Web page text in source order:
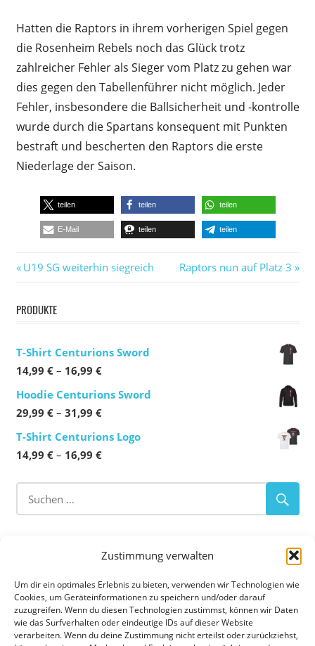
Zustimmung verwalten
Um dir ein optimales Erlebnis zu bieten, verwenden wir Technologien wie
Cookies, um Geräteinformationen zu speichern und/oder darauf
zuzugreifen. Wenn du diesen Technologien zustimmst, können wir Daten
wie das Surfverhalten oder eindeutige IDs auf dieser Website
verarbeiten. Wenn du deine Zustimmung nicht erteilst oder zurückziehst,
Hatten die Raptors in ihrem vorherigen Spiel gegen
die Rosenheim Rebels noch das Glück trotz
zahlreicher Fehler als Sieger vom Platz zu gehen war
dies gegen den Tabellenführer nicht möglich. Jeder
Fehler, insbesondere die Ballsicherheit und -kontrolle
wurde durch die Spartans konsequent mit Punkten
bestraft und bescherten den Raptors die erste
Niederlage der Saison.
teilen teilen teilen
E-Mail teilen teilen
Beitragsnavigation
Vorheriger
U19 SG weiterhin siegreich
Nächster
Raptors nun auf Platz 3
PRODUKTE
T-Shirt Centurions Sword
14,99 € – 16,99 €Preisspanne:
14,99 €
bis
Hoodie Centurions Sword
29,99 € – 31,99 €Preisspanne:
29,99 €
bis
T-Shirt Centurions Logo
14,99 € – 16,99 €Preisspanne:
Flag Football–Tackle Football–Cheerleading
Die Augsburg Centurions sind eine American Football
Abteilung der TSG 1885 Augsburg-Lechhausen e.V. in